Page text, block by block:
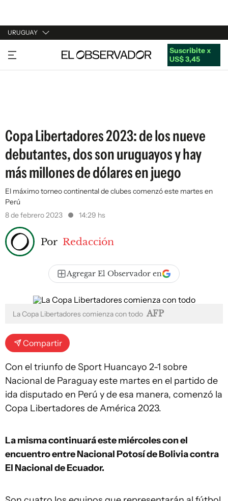
URUGUAY
URUGUAY
ARGENTINA
Suscribite x
US$ 3,45
Copa Libertadores 2023: de los nueve
debutantes, dos son uruguayos y hay
más millones de dólares en juego
El máximo torneo continental de clubes comenzó este martes en
Perú
8 de febrero 2023
14:29 hs
Por Redacción
Agregar El Observador en
La Copa Libertadores comienza con todo AFP
Compartir
Con el triunfo de Sport Huancayo 2-1 sobre
Nacional de Paraguay este martes en el partido de
ida disputado en Perú y de esa manera, comenzó la
Copa Libertadores de América 2023.
La misma continuará este miércoles con el
encuentro entre Nacional Potosí de Bolivia contra
El Nacional de Ecuador.